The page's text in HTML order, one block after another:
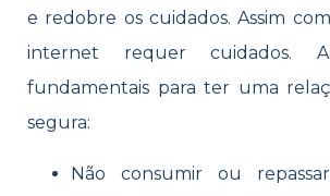
e redobre os cuidados. Assim
internet requer cuidados.
fundamentais para ter uma
segura:
Não consumir ou